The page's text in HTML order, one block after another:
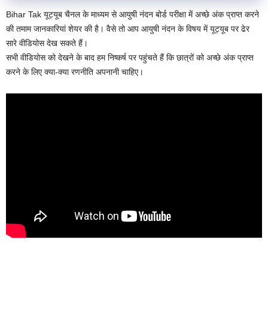
Bihar Tak यूट्यूब चैनल के माध्यम से आयुषी नंदन बोर्ड परीक्षा में अच्छे अंक प्राप्त करने
की तमाम जानकारियां शेयर की है। वैसे तो आप आयुषी नंदन के विषय में यूट्यूब पर ढेर
सारे वीडियोस देख सकते हैं।
सभी वीडियोस को देखने के बाद हम निष्कर्ष पर पहुंचते हैं कि छात्रों को अच्छे अंक प्राप्त
करने के लिए क्या-क्या रणनीति अपनानी चाहिए।